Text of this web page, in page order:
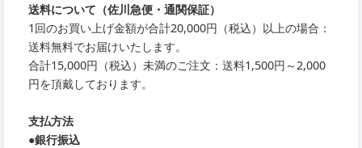
送料について（佐川急便・通関保証）
1回のお買い上げ金額が合計20,000円（税込）以上の場合：
送料無料でお届けいたします。
合計15,000円（税込）未満のご注文：送料1,500円～2,000
円を頂戴しております。
支払方法
●銀行振込